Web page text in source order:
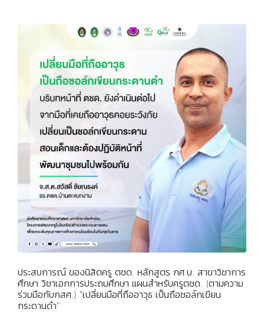
ประสบการณ์ ของนิสิตครู ตชด. หลักสูตร กศ.บ. สาขาวิชาการ
ศึกษา วิชาเอกการประถมศึกษา แผนสำหรับครูตชด. (ตามความ
ร่วมมือกับกสศ.) “เปลี่ยนมือที่ถืออาวุธ เป็นถือชอล์กเขียน
กระดานดำ”